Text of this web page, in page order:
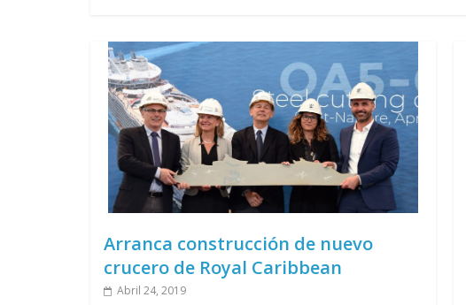
Arranca construcción de nuevo
crucero de Royal Caribbean
Abril 24, 2019